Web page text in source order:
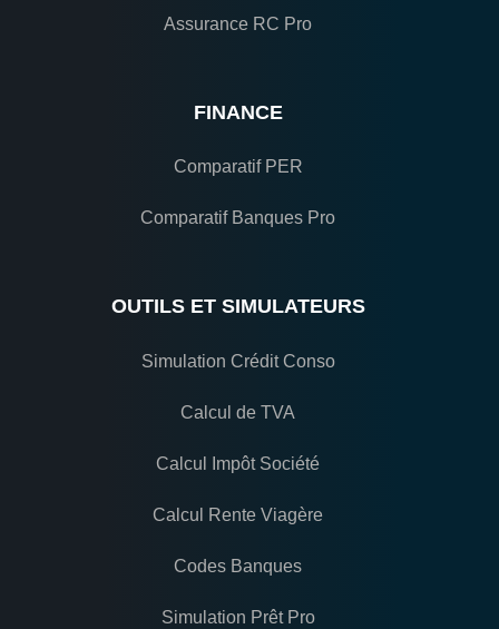
Assurance RC Pro
FINANCE
Comparatif PER
Comparatif Banques Pro
OUTILS ET SIMULATEURS
Simulation Crédit Conso
Calcul de TVA
Calcul Impôt Société
Calcul Rente Viagère
Codes Banques
Simulation Prêt Pro